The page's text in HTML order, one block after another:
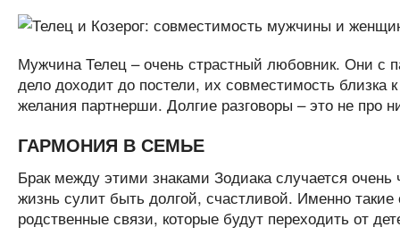
Мужчина Телец – очень страстный любовник. Они с
дело доходит до постели, их совместимость близка
желания партнерши. Долгие разговоры – это не про
ГАРМОНИЯ В СЕМЬЕ
Брак между этими знаками Зодиака случается
жизнь сулит быть долгой, счастливой. Именно
родственные связи, которые будут переходить от